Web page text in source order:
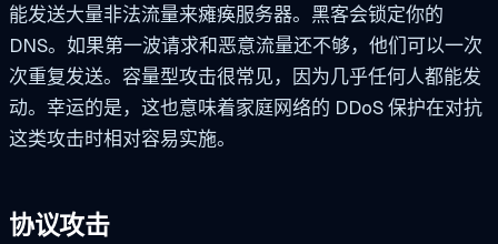
能发送大量非法流量来瘫痪服务器。黑客会锁定你的
DNS。如果第一波请求和恶意流量还不够，他们可以一次
次重复发送。容量型攻击很常见，因为几乎任何人都能发
动。幸运的是，这也意味着家庭网络的 DDoS 保护在对抗
这类攻击时相对容易实施。
协议攻击